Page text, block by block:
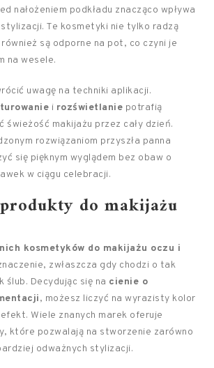
nałożeniem podkładu znacząco wpływa
stylizacji. Te kosmetyki nie tylko radzą
są odporne na pot, co czyni je
na wesele.
uwagę na techniki aplikacji.
i rozświetlanie potrafią
świeżość makijażu przez cały dzień.
rozwiązaniom przyszła panna
się pięknym wyglądem bez obaw o
w ciągu celebracji.
do makijażu
kosmetyków do makijażu oczu i
zwłaszcza gdy chodzi o tak
ślub. Decydując się na cienie o
, możesz liczyć na wyrazisty kolor
Wiele znanych marek oferuje
które pozwalają na stworzenie zarówno
odważnych stylizacji.